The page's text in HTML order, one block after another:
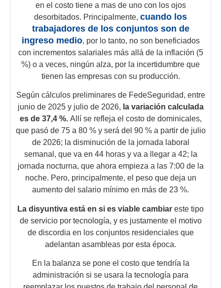
en el costo tiene a mas de uno con los ojos
desorbitados. Principalmente, cuando los
trabajadores de los conjuntos son de
ingreso medio, por lo tanto, no son beneficiados
con incrementos salariales más allá de la inflación (5
%) o a veces, ningún alza, por la incertidumbre que
tienen las empresas con su producción.
Según cálculos preliminares de FedeSeguridad, entre
junio de 2025 y julio de 2026, la variación calculada
es de 37,4 %. Allí se refleja el costo de dominicales,
que pasó de 75 a 80 % y será del 90 % a partir de julio
de 2026; la disminución de la jornada laboral
semanal, que va en 44 horas y va a llegar a 42; la
jornada nocturna, que ahora empieza a las 7:00 de la
noche. Pero, principalmente, el peso que deja un
aumento del salario mínimo en más de 23 %.
La disyuntiva está en si es viable cambiar este tipo
de servicio por tecnología, y es justamente el motivo
de discordia en los conjuntos residenciales que
adelantan asambleas por esta época.
En la balanza se pone el costo que tendría la
administración si se usara la tecnología para